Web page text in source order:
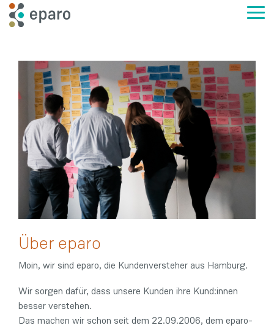
Skip
to
the
Über eparo
Moin, wir sind eparo, die Kundenversteher aus Hamburg.
Wir sorgen dafür, dass unsere Kunden ihre Kund:innen
besser verstehen.
Das machen wir schon seit dem 22.09.2006, dem eparo-